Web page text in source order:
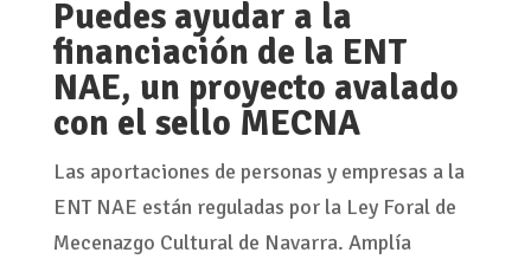
Puedes ayudar a la
financiación de la ENT
NAE, un proyecto avalado
con el sello MECNA
Las aportaciones de personas y empresas a la
ENT NAE están reguladas por la Ley Foral de
Mecenazgo Cultural de Navarra. Amplía